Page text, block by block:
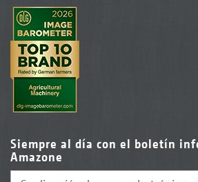
Siempre al día con el boletín
Amazone